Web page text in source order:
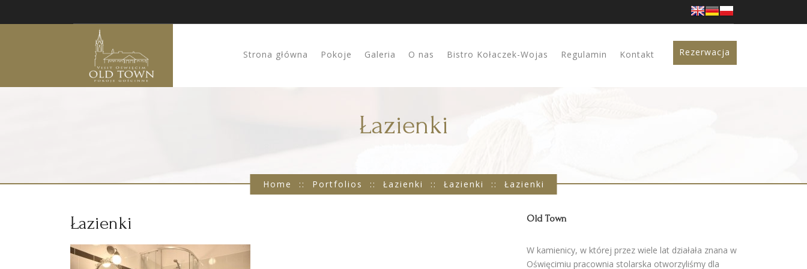
Strona główna Pokoje Galeria O nas Bistro Kołaczek-Wojas Regulamin Kontakt Rezerwacja
Łazienki
Home :: Portfolios :: Łazienki :: Łazienki :: Łazienki
Łazienki Old Town
W kamienicy, w której przez wiele lat działała znana w
Oświęcimiu pracownia stolarska otworzyliśmy dla